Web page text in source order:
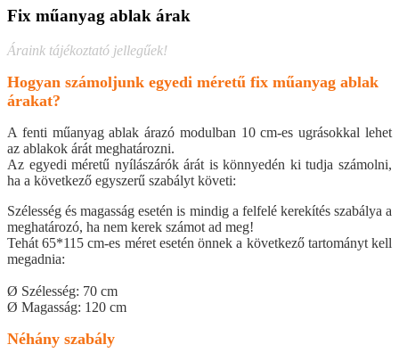
Fix műanyag ablak árak
Áraink tájékoztató jellegűek!
Hogyan számoljunk egyedi méretű fix műanyag ablak
árakat?
A fenti műanyag ablak árazó modulban 10 cm-es ugrásokkal lehet
az ablakok árát meghatározni.
Az egyedi méretű nyílászárók árát is könnyedén ki tudja számolni,
ha a következő egyszerű szabályt követi:
Szélesség és magasság esetén is mindig a felfelé kerekítés szabálya a
meghatározó, ha nem kerek számot ad meg!
Tehát 65*115 cm-es méret esetén önnek a következő tartományt kell
megadnia:
Ø Szélesség: 70 cm
Ø Magasság: 120 cm
Néhány szabály